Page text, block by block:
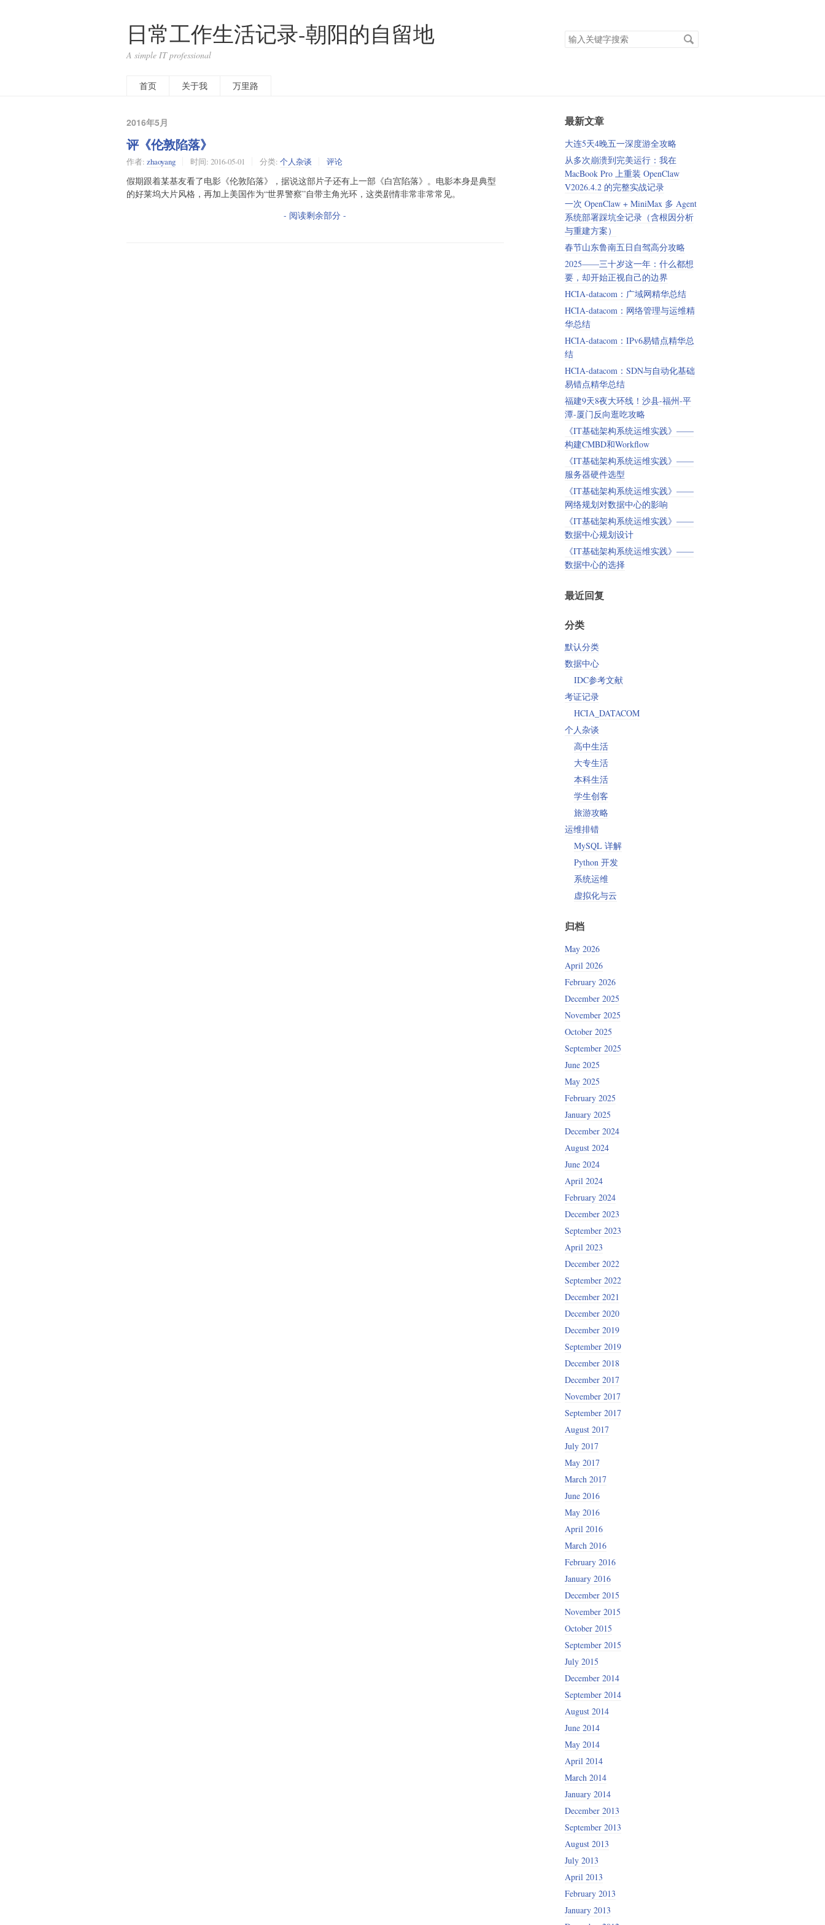
日常工作生活记录-朝阳的自留地
A simple IT professional
搜
索
首页
关于我 万里路
2016年5月
评《伦敦陷落》
作者: zhaoyang 时间: 2016-05-01 分类: 个人杂谈 评论
假期跟着某基友看了电影《伦敦陷落》，据说这部片子还有上一部《白宫陷落》。电影本身是典型
的好莱坞大片风格，再加上美国作为“世界警察”自带主角光环，这类剧情非常非常常见。
- 阅读剩余部分 -
最新文章
大连5天4晚五一深度游全攻略
从多次崩溃到完美运行：我在
MacBook Pro 上重装 OpenClaw
V2026.4.2 的完整实战记录
一次 OpenClaw + MiniMax 多 Agent
系统部署踩坑全记录（含根因分析
与重建方案）
春节山东鲁南五日自驾高分攻略
2025——三十岁这一年：什么都想
要，却开始正视自己的边界
HCIA-datacom：广域网精华总结
HCIA-datacom：网络管理与运维精
华总结
HCIA-datacom：IPv6易错点精华总
结
HCIA-datacom：SDN与自动化基础
易错点精华总结
福建9天8夜大环线！沙县-福州-平
潭-厦门反向逛吃攻略
《IT基础架构系统运维实践》——
构建CMBD和Workflow
《IT基础架构系统运维实践》——
服务器硬件选型
《IT基础架构系统运维实践》——
网络规划对数据中心的影响
《IT基础架构系统运维实践》——
数据中心规划设计
《IT基础架构系统运维实践》——
数据中心的选择
最近回复
分类
默认分类
数据中心
IDC参考文献
考证记录
HCIA_DATACOM
个人杂谈
高中生活
大专生活
本科生活
学生创客
旅游攻略
运维排错
MySQL 详解
Python 开发
系统运维
虚拟化与云
归档
May 2026
April 2026
February 2026
December 2025
November 2025
October 2025
September 2025
June 2025
May 2025
February 2025
January 2025
December 2024
August 2024
June 2024
April 2024
February 2024
December 2023
September 2023
April 2023
December 2022
September 2022
December 2021
December 2020
December 2019
September 2019
December 2018
December 2017
November 2017
September 2017
August 2017
July 2017
May 2017
March 2017
June 2016
May 2016
April 2016
March 2016
February 2016
January 2016
December 2015
November 2015
October 2015
September 2015
July 2015
December 2014
September 2014
August 2014
June 2014
May 2014
April 2014
March 2014
January 2014
December 2013
September 2013
August 2013
July 2013
April 2013
February 2013
January 2013